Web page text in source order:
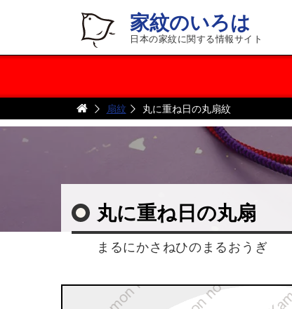
家紋のいろは
日本の家紋に関する情報サイト
扇紋 丸に重ね日の丸扇紋
丸に重ね日の丸扇
まるにかさねひのまるおうぎ